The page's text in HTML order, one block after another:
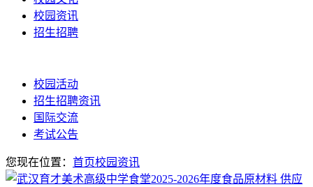
校园资讯
招生招聘
校园活动
招生招聘资讯
国际交流
考试公告
您现在位置： 首页校园资讯